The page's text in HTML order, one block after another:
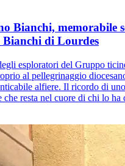
Bianchi, memorabile
di Lourdes
esploratori del Gruppo
al pellegrinaggio
alfiere. Il ricordo di
che resta nel cuore di chi lo ha